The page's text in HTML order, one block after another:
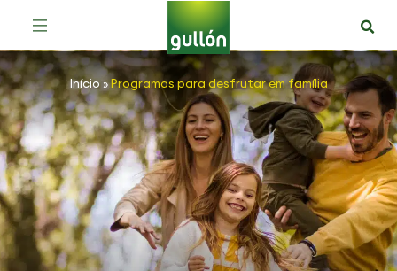
Início»Programas para desfrutar em família